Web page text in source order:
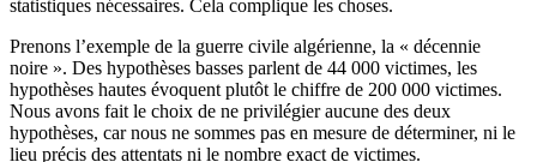
statistiques nécessaires. Cela complique les choses.
Prenons l’exemple de la guerre civile algérienne, la « décennie
noire ». Des hypothèses basses parlent de 44 000 victimes, les
hypothèses hautes évoquent plutôt le chiffre de 200 000 victimes.
Nous avons fait le choix de ne privilégier aucune des deux
hypothèses, car nous ne sommes pas en mesure de déterminer, ni le
lieu précis des attentats ni le nombre exact de victimes.